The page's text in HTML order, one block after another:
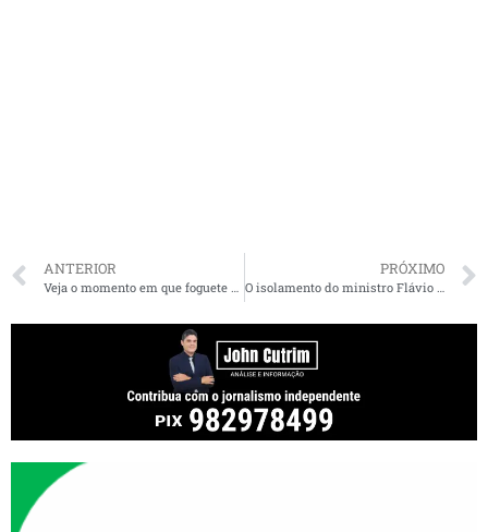
ANTERIOR
Veja o momento em que foguete explode após lançamento em Alcântara
PRÓXIMO
O isolamento do ministro Flávio Dino no combate à corrupção com o dinheiro das emendas